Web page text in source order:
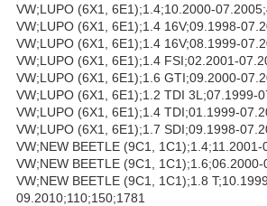
VW;LUPO (6X1, 6E1);1.4;10.2000-
VW;LUPO (6X1, 6E1);1.4 16V;09.1998-
VW;LUPO (6X1, 6E1);1.4 16V;08.1999-
VW;LUPO (6X1, 6E1);1.4 FSI;02.2001-
VW;LUPO (6X1, 6E1);1.6 GTI;09.2000-
VW;LUPO (6X1, 6E1);1.2 TDI 3L;07.1999-
VW;LUPO (6X1, 6E1);1.4 TDI;01.1999-
VW;LUPO (6X1, 6E1);1.7 SDI;09.1998-
VW;NEW BEETLE (9C1,
VW;NEW BEETLE (9C1,
VW;NEW BEETLE (9C1, 1C1);1.8
09.2010;110;150;1781